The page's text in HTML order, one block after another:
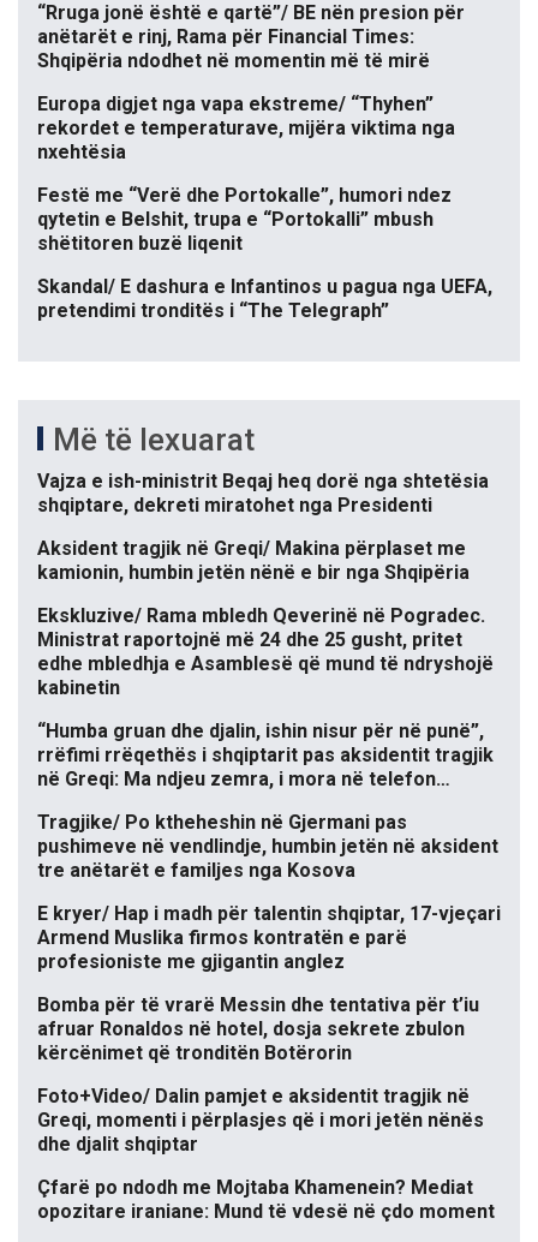
“Rruga jonë është e qartë”/ BE nën presion për
anëtarët e rinj, Rama për Financial Times:
Shqipëria ndodhet në momentin më të mirë
Europa digjet nga vapa ekstreme/ “Thyhen”
rekordet e temperaturave, mijëra viktima nga
nxehtësia
Festë me “Verë dhe Portokalle”, humori ndez
qytetin e Belshit, trupa e “Portokalli” mbush
shëtitoren buzë liqenit
Skandal/ E dashura e Infantinos u pagua nga UEFA,
pretendimi tronditës i “The Telegraph”
Më të lexuarat
Vajza e ish-ministrit Beqaj heq dorë nga shtetësia
shqiptare, dekreti miratohet nga Presidenti
Aksident tragjik në Greqi/ Makina përplaset me
kamionin, humbin jetën nënë e bir nga Shqipëria
Ekskluzive/ Rama mbledh Qeverinë në Pogradec.
Ministrat raportojnë më 24 dhe 25 gusht, pritet
edhe mbledhja e Asamblesë që mund të ndryshojë
kabinetin
“Humba gruan dhe djalin, ishin nisur për në punë”,
rrëfimi rrëqethës i shqiptarit pas aksidentit tragjik
në Greqi: Ma ndjeu zemra, i mora në telefon…
Tragjike/ Po ktheheshin në Gjermani pas
pushimeve në vendlindje, humbin jetën në aksident
tre anëtarët e familjes nga Kosova
E kryer/ Hap i madh për talentin shqiptar, 17-vjeçari
Armend Muslika firmos kontratën e parë
profesioniste me gjigantin anglez
Bomba për të vrarë Messin dhe tentativa për t’iu
afruar Ronaldos në hotel, dosja sekrete zbulon
kërcënimet që tronditën Botërorin
Foto+Video/ Dalin pamjet e aksidentit tragjik në
Greqi, momenti i përplasjes që i mori jetën nënës
dhe djalit shqiptar
Çfarë po ndodh me Mojtaba Khamenein? Mediat
opozitare iraniane: Mund të vdesë në çdo moment